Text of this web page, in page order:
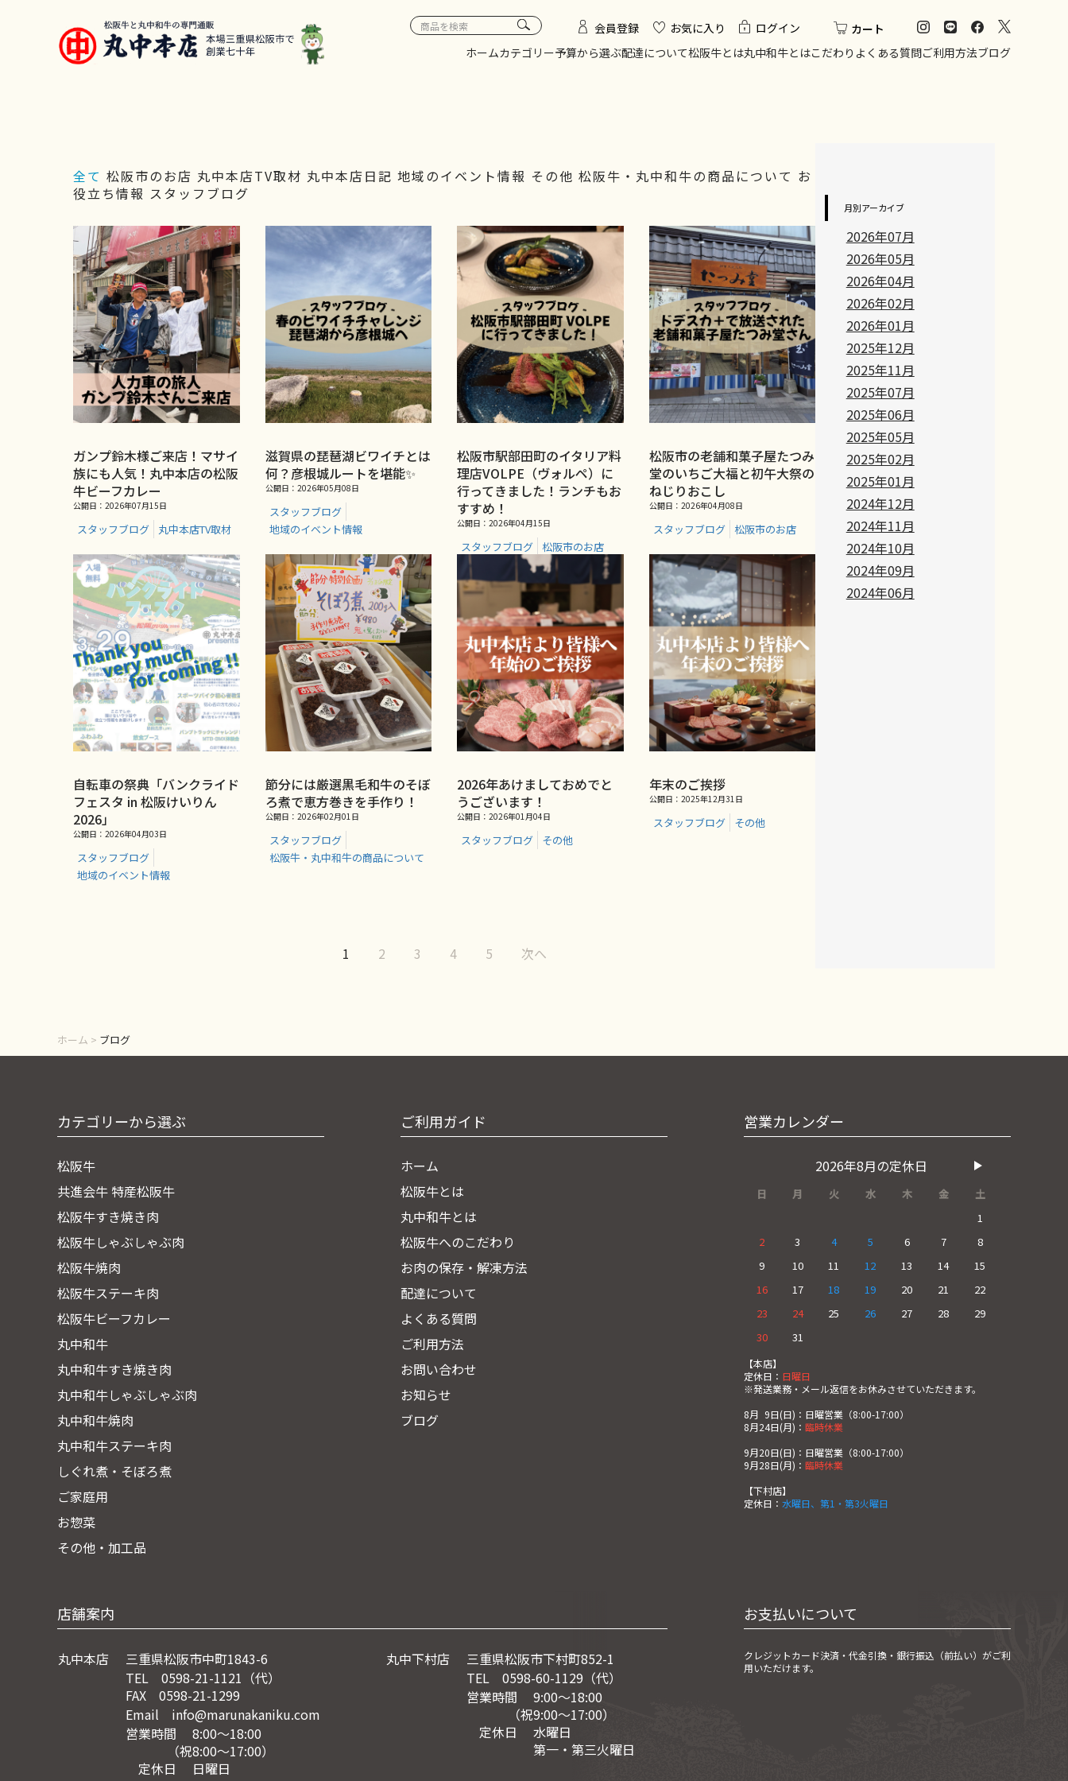
会員登録 お気に入り ログイン
カート
ホームカテゴリー予算から選ぶ配達について松阪牛とは丸中和牛とはこだわり よくある質問ご利用方法ブログ
全て 松阪市のお店 丸中本店TV取材 丸中本店日記 地域のイベント情報 その他 松阪牛・丸中和牛の商品について お
役立ち情報 スタッフブログ
ガンプ鈴木様ご来店！マサイ
族にも人気！丸中本店の松阪
牛ビーフカレー
公開日：2026年07月15日
スタッフブログ 丸中本店TV取材
滋賀県の琵琶湖ビワイチとは
何？彦根城ルートを堪能✨
公開日：2026年05月08日
スタッフブログ
地域のイベント情報
松阪市駅部田町のイタリア料
理店VOLPE（ヴォルペ）に
行ってきました！ランチもお
すすめ！
公開日：2026年04月15日
スタッフブログ 松阪市のお店
松阪市の老舗和菓子屋たつみ
堂のいちご大福と初午大祭の
ねじりおこし
公開日：2026年04月08日
スタッフブログ 松阪市のお店
自転車の祭典「バンクライド
フェスタ in 松阪けいりん
2026」
公開日：2026年04月03日
スタッフブログ
地域のイベント情報
節分には厳選黒毛和牛のそぼ
ろ煮で恵方巻きを手作り！
公開日：2026年02月01日
スタッフブログ
松阪牛・丸中和牛の商品について
2026年あけましておめでと
うございます！
公開日：2026年01月04日
スタッフブログ その他
年末のご挨拶
公開日：2025年12月31日
スタッフブログ その他
1 2 3 4 5 次へ
月別アーカイブ
2026年07月
2026年05月
2026年04月
2026年02月
2026年01月
2025年12月
2025年11月
2025年07月
2025年06月
2025年05月
2025年02月
2025年01月
2024年12月
2024年11月
2024年10月
2024年09月
2024年06月
ホーム > ブログ
カテゴリーから選ぶ
松阪牛
共進会牛 特産松阪牛
松阪牛すき焼き肉
松阪牛しゃぶしゃぶ肉
松阪牛焼肉
松阪牛ステーキ肉
松阪牛ビーフカレー
丸中和牛
丸中和牛すき焼き肉
丸中和牛しゃぶしゃぶ肉
丸中和牛焼肉
丸中和牛ステーキ肉
しぐれ煮・そぼろ煮
ご家庭用
お惣菜
その他・加工品
ご利用ガイド
ホーム
松阪牛とは
丸中和牛とは
松阪牛へのこだわり
お肉の保存・解凍方法
配達について
よくある質問
ご利用方法
お問い合わせ
お知らせ
ブログ
営業カレンダー
2026年8月の定休日
日 月 火 水 木 金
土
1
2
3 4 5 6 7
8
9
10 11 12 13 14
15
16
17 18 19 20 21
22
23
24 25 26 27 28
29
30
31
【本店】
定休日： 日曜日
※発送業務・メール返信をお休みさせていただきます。
8月 9日(日)：日曜営業（8:00-17:00）
8月24日(月)： 臨時休業
9月20日(日)：日曜営業（8:00-17:00）
9月28日(月)： 臨時休業
【下村店】
定休日： 水曜日、第1・第3火曜日
店舗案内
丸中本店
三重県松阪市中町1843-6
TEL 0598-21-1121（代）
FAX 0598-21-1299
Email info@marunakaniku.com
営業時間 8:00～18:00
（祝8:00〜17:00）
定休日 日曜日
丸中下村店
三重県松阪市下村町852-1
TEL 0598-60-1129（代）
営業時間 9:00～18:00
（祝9:00〜17:00）
定休日 水曜日
第一・第三火曜日
お支払いについて
クレジットカード決済・ 代金引換・銀行振込（前払い）がご利
用いただけます。